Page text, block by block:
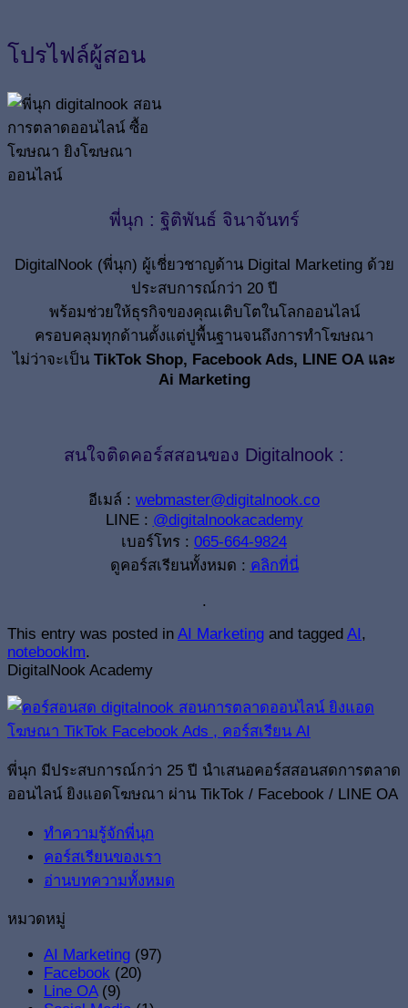
โปรไฟล์ผู้สอน
พี่นุก : ฐิติพันธ์ จินาจันทร์
DigitalNook (พี่นุก) ผู้เชี่ยวชาญด้าน Digital Marketing ด้วย
ประสบการณ์กว่า 20 ปี
พร้อมช่วยให้ธุรกิจของคุณเติบโตในโลกออนไลน์
ครอบคลุมทุกด้านตั้งแต่ปูพื้นฐานจนถึงการทำโฆษณา
ไม่ว่าจะเป็น TikTok Shop, Facebook Ads, LINE OA และ
Ai Marketing
สนใจติดคอร์สสอนของ Digitalnook :
อีเมล์ : webmaster@digitalnook.co
LINE : @digitalnookacademy
เบอร์โทร : 065-664-9824
ดูคอร์สเรียนทั้งหมด : คลิกที่นี่
.
This entry was posted in AI Marketing and tagged AI ,
notebooklm.
DigitalNook Academy
พี่นุก มีประสบการณ์กว่า 25 ปี นำเสนอคอร์สสอนสดการตลาด
ออนไลน์ ยิงแอดโฆษณา ผ่าน TikTok / Facebook / LINE OA
ทำความรู้จักพี่นุก
คอร์สเรียนของเรา
อ่านบทความทั้งหมด
หมวดหมู่
AI Marketing (97)
Facebook (20)
Line OA(9)